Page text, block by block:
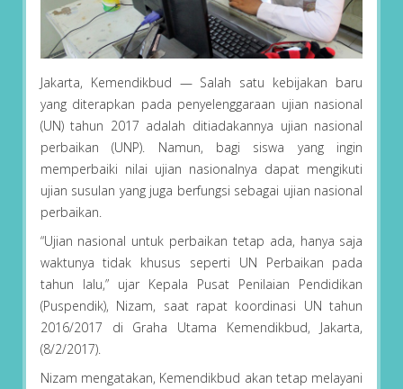
Jakarta, Kemendikbud — Salah satu kebijakan baru
yang diterapkan pada penyelenggaraan ujian nasional
(UN) tahun 2017 adalah ditiadakannya ujian nasional
perbaikan (UNP). Namun, bagi siswa yang ingin
memperbaiki nilai ujian nasionalnya dapat mengikuti
ujian susulan yang juga berfungsi sebagai ujian nasional
perbaikan.
“Ujian nasional untuk perbaikan tetap ada, hanya saja
waktunya tidak khusus seperti UN Perbaikan pada
tahun lalu,” ujar Kepala Pusat Penilaian Pendidikan
(Puspendik), Nizam, saat rapat koordinasi UN tahun
2016/2017 di Graha Utama Kemendikbud, Jakarta,
(8/2/2017).
Nizam mengatakan, Kemendikbud akan tetap melayani